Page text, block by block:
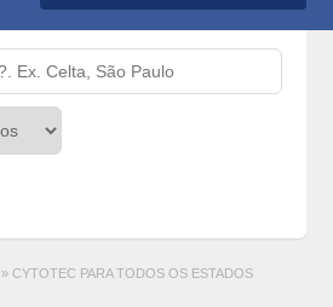
» CYTOTEC PARA TODOS OS ESTADOS